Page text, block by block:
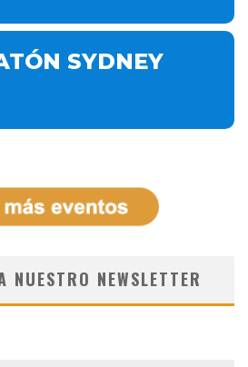
SYDNEY
NUESTRO NEWSLETTER